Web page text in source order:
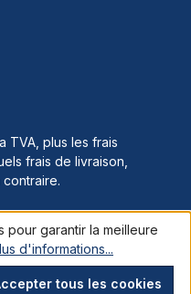
TVA, plus les frais
frais de livraison,
pour garantir la meilleure
d'informations...
tous les cookies